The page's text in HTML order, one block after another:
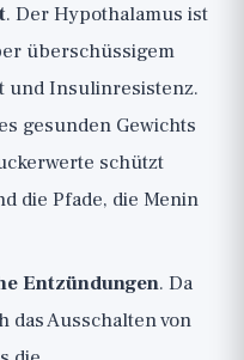
. Der Hypothalamus ist
überschüssigem
und Insulinresistenz.
gesunden Gewichts
schützt
die Pfade, die Menin
Entzündungen. Da
das Ausschalten von